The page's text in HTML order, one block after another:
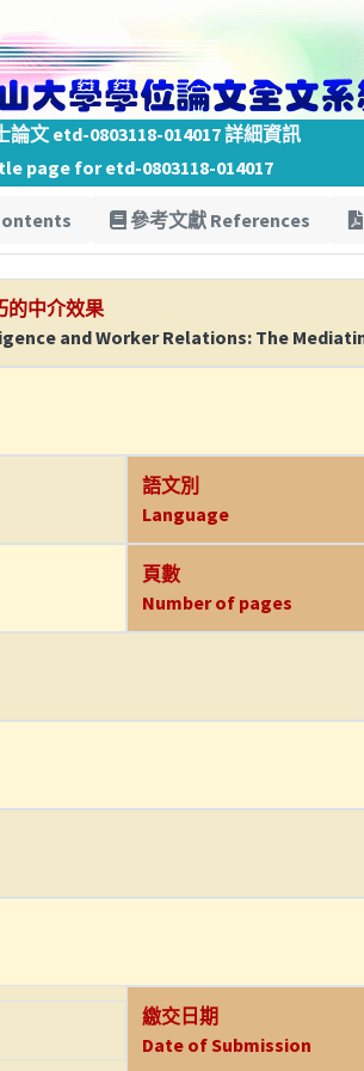
論文 etd-0803118-014017 詳細資訊
page for etd-0803118-014017
參考文獻 References
的中介效果
and Worker Relations: The
語文別
Language
頁數
Number of pages
繳交日期
Date of Submission